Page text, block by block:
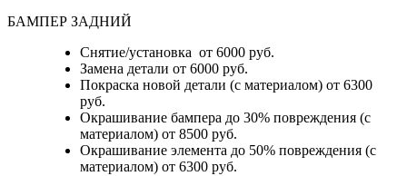
БАМПЕР ЗАДНИЙ
Снятие/установка от 6000 руб.
Замена детали от 6000 руб.
Покраска новой детали (с материалом) от 6300
руб.
Окрашивание бампера до 30% повреждения (с
материалом) от 8500 руб.
Окрашивание элемента до 50% повреждения (с
материалом) от 6300 руб.